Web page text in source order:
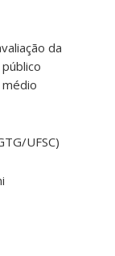
da
UFSC)